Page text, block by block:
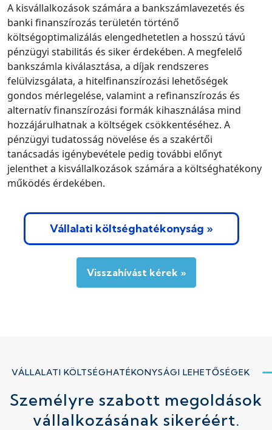
A kisvállalkozások számára a bankszámlavezetés és
banki finanszírozás területén történő
költségoptimalizálás elengedhetetlen a hosszú távú
pénzügyi stabilitás és siker érdekében. A megfelelő
bankszámla kiválasztása, a díjak rendszeres
felülvizsgálata, a hitelfinanszírozási lehetőségek
gondos mérlegelése, valamint a refinanszírozás és
alternatív finanszírozási formák kihasználása mind
hozzájárulhatnak a költségek csökkentéséhez. A
pénzügyi tudatosság növelése és a szakértői
tanácsadás igénybevétele pedig további előnyt
jelenthet a kisvállalkozások számára a költséghatékony
működés érdekében.
Vállalati költséghatékonyság »
Visszahívást kérek »
VÁLLALATI KÖLTSÉGHATÉKONYSÁGI LEHETŐSÉGEK
Személyre szabott megoldások
vállalkozásának sikeréért.